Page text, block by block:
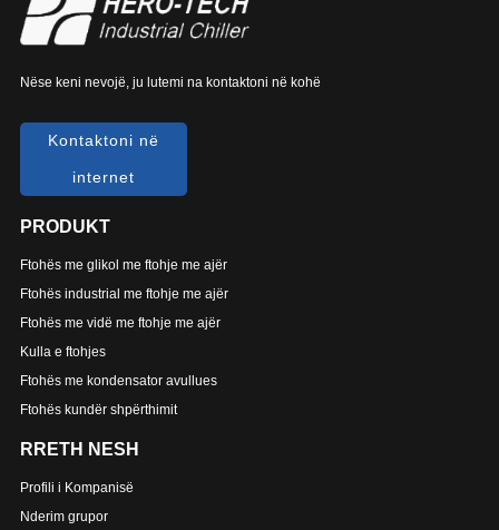
Nëse keni nevojë, ju lutemi na kontaktoni në kohë
Kontaktoni në
internet
PRODUKT
Ftohës me glikol me ftohje me ajër
Ftohës industrial me ftohje me ajër
Ftohës me vidë me ftohje me ajër
Kulla e ftohjes
Ftohës me kondensator avullues
Ftohës kundër shpërthimit
RRETH NESH
Profili i Kompanisë
Nderim grupor